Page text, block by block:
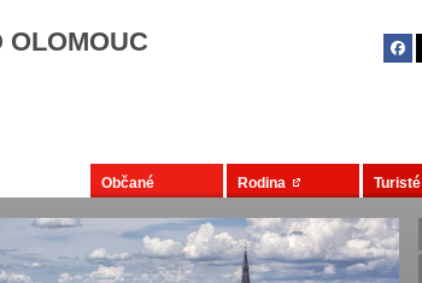
OLOMOUC
Občané Rodina Turisté